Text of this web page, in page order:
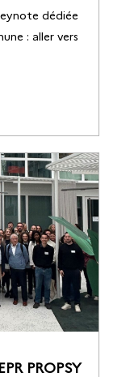
dédiée
: aller vers
PROPSY